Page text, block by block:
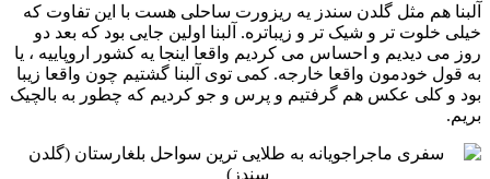
آلبنا هم مثل گلدن سندز یه ریزورت ساحلی هست با این تفاوت که
خیلی خلوت تر و شیک تر و زیباتره. آلبنا اولین جایی بود ‏که بعد دو
روز می دیدیم و احساس می کردیم واقعا اینجا یه کشور اروپاییه ، یا
به قول خودمون واقعا خارجه. کمی توی آلبنا ‏گشتیم چون واقعا زیبا
بود و کلی عکس هم گرفتیم و پرس و جو کردیم که چطور به بالچیک
بریم.‏ ‏ ‏